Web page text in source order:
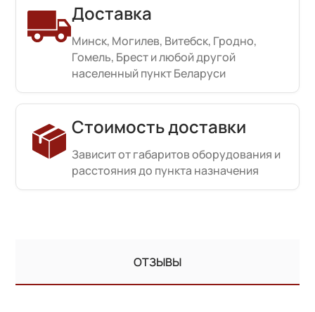
Доставка
Минск, Могилев, Витебск, Гродно,
Гомель, Брест и любой другой
населенный пункт Беларуси
Стоимость доставки
Зависит от габаритов оборудования и
расстояния до пункта назначения
ОТЗЫВЫ